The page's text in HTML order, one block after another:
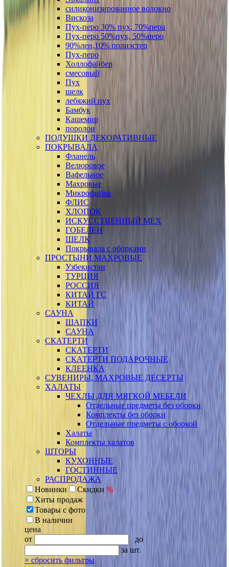
силиконизированное волокно
Вискоза
Пух-перо 30% пух, 70%пера
Пух-перо 50%пух, 50%перо
90%лен,10% полиэстер
Пух-перо
Холлофайбер
смесовый
Пух
шелк
лебяжий пух
Бамбук
Кашемир
поролон
ПОДУШКИ ДЕКОРАТИВНЫЕ
ПОКРЫВАЛА
Фланель
Велюровое
Вафельное
Махровые
Микрофибра
ФЛИС
ХЛОПОК
ИСКУССТВЕННЫЙ МЕХ
ГОБЕЛЕН
ШЕЛК
Покрывала с оборками
ПРОСТЫНИ МАХРОВЫЕ
Узбекистан
ТУРЦИЯ
РОССИЯ
КИТАЙ ГС
КИТАЙ
САУНА
ШАПКИ
САУНА
СКАТЕРТИ
СКАТЕРТИ
СКАТЕРТИ ПОДАРОЧНЫЕ
КЛЕЕНКА
СУВЕНИРЫ, МАХРОВЫЕ ДЕСЕРТЫ
ХАЛАТЫ
ЧЕХЛЫ ДЛЯ МЯГКОЙ МЕБЕЛИ
Отдельные предметы без оборки
Комплекты без оборки
Отдельные предметы с оборкой
Халаты
Комплекты халатов
ШТОРЫ
КУХОННЫЕ
ГОСТИННЫЕ
РАСПРОДАЖА
Новинки
Скидки %
Хиты продаж
Товары с фото
В наличии
цена
от
до
за шт.
× сбросить фильтры